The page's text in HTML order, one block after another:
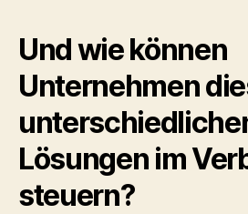
Und wie können
Unternehmen
Lösungen im
steuern?